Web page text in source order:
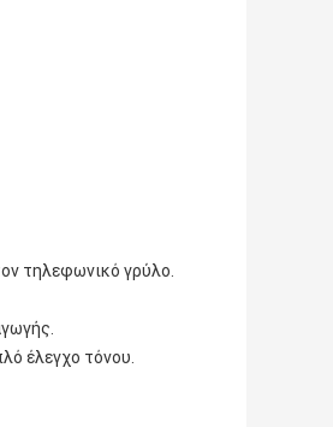
τηλεφωνικό γρύλο.
έλεγχο τόνου.